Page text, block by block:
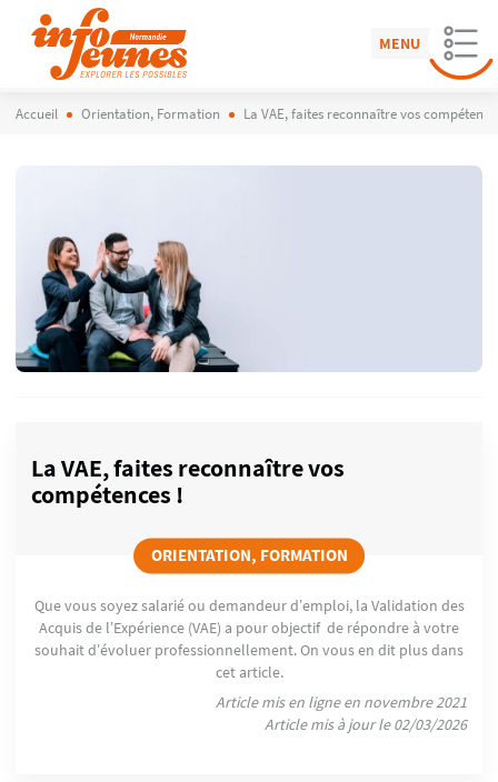
MENU
Accueil Orientation, Formation La VAE, faites reconnaître vos
La VAE, faites reconnaître vos
compétences !
ORIENTATION, FORMATION
Que vous soyez salarié ou demandeur d’emploi, la Validation des
Acquis de l’Expérience (VAE) a pour objectif de répondre à votre
souhait d’évoluer professionnellement. On vous en dit plus dans
cet article.
Article mis en ligne en novembre 2021
Article mis à jour le 02/03/2026